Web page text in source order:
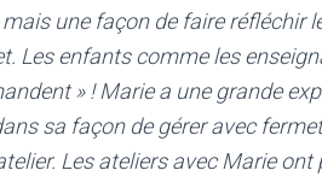
une façon de faire réfléchir
Les enfants comme les
» ! Marie a une grande
sa façon de gérer avec
Les ateliers avec Marie ont